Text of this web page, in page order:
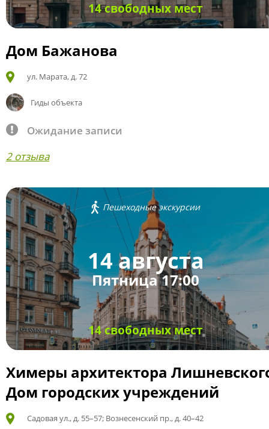
14 свободных мест
Дом Бажанова
ул. Марата, д. 72
Гиды объекта
Ожидание записи
2 отзыва
Пешеходные экскурсии
14 августа
Пятница 17:00
14 свободных мест
Химеры архитектора
Дом городских учреждений
Садовая ул., д. 55–57; Вознесенский пр., д. 40–42